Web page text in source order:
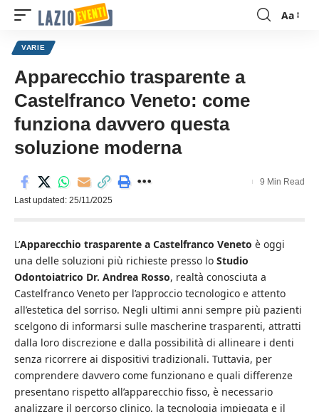
Font
Aa
VARIE
Apparecchio trasparente a
Castelfranco Veneto: come
funziona davvero questa
soluzione moderna
Last updated: 25/11/2025
9 Min Read
L’Apparecchio trasparente a Castelfranco Veneto è oggi
una delle soluzioni più richieste presso lo Studio
Odontoiatrico Dr. Andrea Rosso, realtà conosciuta a
Castelfranco Veneto per l’approccio tecnologico e attento
all’estetica del sorriso. Negli ultimi anni sempre più pazienti
scelgono di informarsi sulle mascherine trasparenti, attratti
dalla loro discrezione e dalla possibilità di allineare i denti
senza ricorrere ai dispositivi tradizionali. Tuttavia, per
comprendere davvero come funzionano e quali differenze
presentano rispetto all’apparecchio fisso, è necessario
analizzare il percorso clinico, la tecnologia impiegata e il